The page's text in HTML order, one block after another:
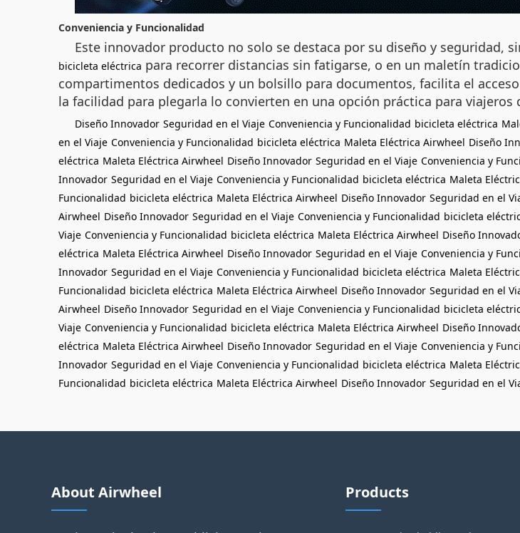
Conveniencia y Funcionalidad
Este innovador producto no solo se destaca por su diseño y seguridad,
bicicleta eléctrica para recorrer distancias sin fatigarse, o en un maletín
compartimentos dedicados y un bolsillo para documentos, facilita el
la facilidad para plegarla lo convierten en una opción práctica para viajeros
Diseño Innovador Seguridad en el Viaje Conveniencia y Funcionalidad bicicleta eléctrica
en el Viaje Conveniencia y Funcionalidad bicicleta eléctrica Maleta Eléctrica Airwheel Diseño
eléctrica Maleta Eléctrica Airwheel Diseño Innovador Seguridad en el Viaje Conveniencia y
Innovador Seguridad en el Viaje Conveniencia y Funcionalidad bicicleta eléctrica Maleta
Funcionalidad bicicleta eléctrica Maleta Eléctrica Airwheel Diseño Innovador Seguridad en el
Airwheel Diseño Innovador Seguridad en el Viaje Conveniencia y Funcionalidad bicicleta
Viaje Conveniencia y Funcionalidad bicicleta eléctrica Maleta Eléctrica Airwheel Diseño
eléctrica Maleta Eléctrica Airwheel Diseño Innovador Seguridad en el Viaje Conveniencia y
Innovador Seguridad en el Viaje Conveniencia y Funcionalidad bicicleta eléctrica Maleta
Funcionalidad bicicleta eléctrica Maleta Eléctrica Airwheel Diseño Innovador Seguridad en el
Airwheel Diseño Innovador Seguridad en el Viaje Conveniencia y Funcionalidad bicicleta
Viaje Conveniencia y Funcionalidad bicicleta eléctrica Maleta Eléctrica Airwheel Diseño
eléctrica Maleta Eléctrica Airwheel Diseño Innovador Seguridad en el Viaje Conveniencia y
Innovador Seguridad en el Viaje Conveniencia y Funcionalidad bicicleta eléctrica Maleta
Funcionalidad bicicleta eléctrica Maleta Eléctrica Airwheel Diseño Innovador Seguridad en el
About Airwheel Products